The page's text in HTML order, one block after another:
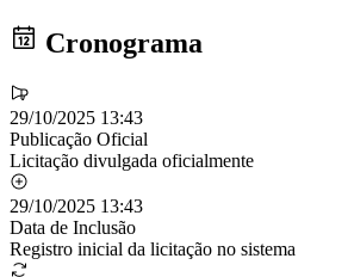
Cronograma
29/10/2025 13:43
Publicação Oficial
Licitação divulgada oficialmente
29/10/2025 13:43
Data de Inclusão
Registro inicial da licitação no sistema